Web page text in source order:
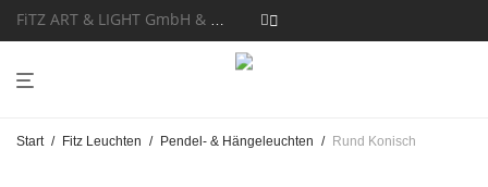
FiTZ ART & LIGHT GmbH & Co. KG
Start / Fitz Leuchten / Pendel- & Hängeleuchten / Rund Konisch